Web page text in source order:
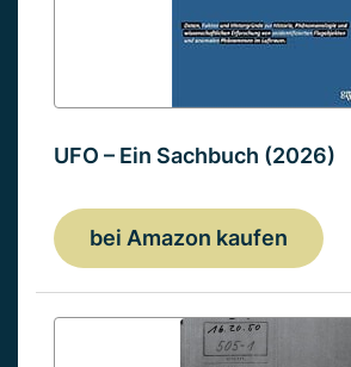
UFO – Ein Sachbuch (2026)
bei Amazon kaufen